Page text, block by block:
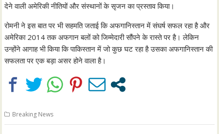
देने वाली अमेरिकी नीतियों और संस्थानों के सृजन का प्रस्ताव किया।
रोमनी ने इस बात पर भी सहमति जताई कि अफगानिस्तान में संघर्ष सफल रहा है और
अमेरिका 2014 तक अफगान बलों को जिम्मेदारी सौंपने के रास्ते पर है। लेकिन
उन्होंने आगाह भी किया कि पाकिस्तान में जो कुछ घट रहा है उसका अफगानिस्तान की
सफलता पर एक बड़ा असर होने वाला है।
Breaking News